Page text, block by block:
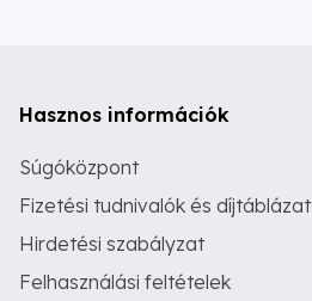
Hasznos információk
Súgóközpont
Fizetési tudnivalók és díjtáblázat
Hirdetési szabályzat
Felhasználási feltételek